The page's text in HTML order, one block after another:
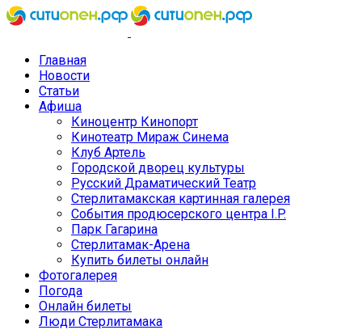
Главная
Новости
Статьи
Афиша
Киноцентр Кинопорт
Кинотеатр Мираж Синема
Клуб Артель
Городской дворец культуры
Русский Драматический Театр
Стерлитамакская картинная галерея
События продюсерского центра I.P.
Парк Гагарина
Стерлитамак-Арена
Купить билеты онлайн
Фотогалерея
Погода
Онлайн билеты
Люди Стерлитамака